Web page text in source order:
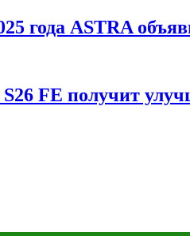
года ASTRA
S26 FE получит